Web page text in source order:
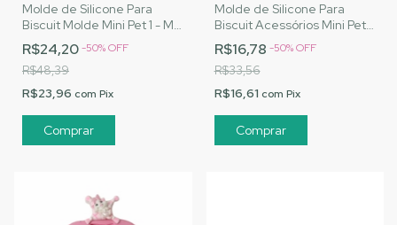
Molde de Silicone Para
Biscuit Molde Mini Pet 1 - MJ
Artesanatos |Cód. 1535
R$24,20-50%OFF
R$48,39
R$23,96 com Pix
Molde de Silicone Para
Biscuit Acessórios Mini Pets
- MJ Artesanatos |Cód.
1543
R$16,78 -50%OFF
R$33,56
R$16,61 com Pix